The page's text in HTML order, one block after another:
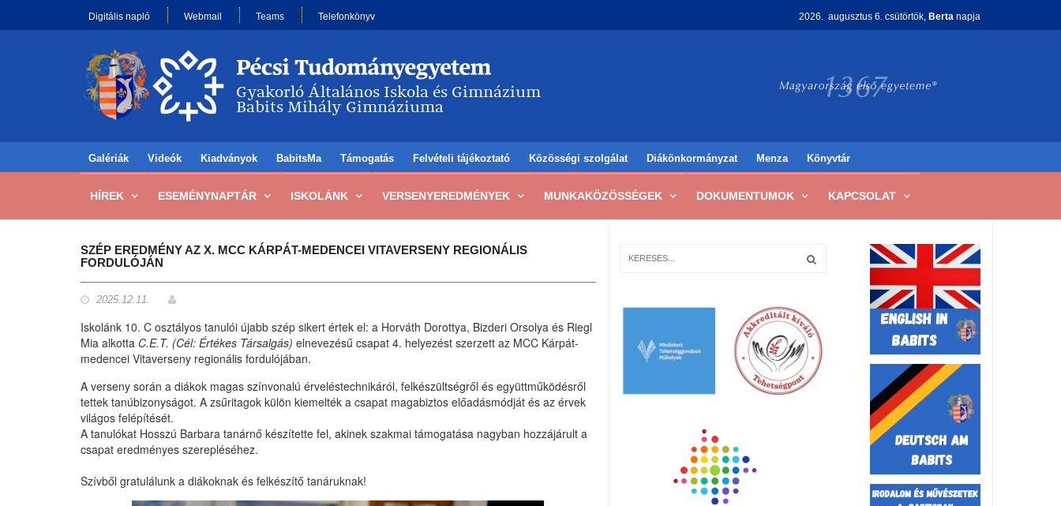
Digitális napló Webmail Teams Telefonkönyv 2026. augusztus 6. csütörtök, Berta napja
Galériák Videók Kiadványok BabitsMa Támogatás Felvételi tájékoztató Közösségi szolgálat Diákönkormányzat Menza Könyvtár
HÍREK ESEMÉNYNAPTÁR ISKOLÁNK VERSENYEREDMÉNYEK MUNKAKÖZÖSSÉGEK DOKUMENTUMOK KAPCSOLAT
SZÉP EREDMÉNY AZ X. MCC KÁRPÁT-MEDENCEI VITAVERSENY REGIONÁLIS
FORDULÓJÁN
2025.12.11.
Iskolánk 10. C osztályos tanulói újabb szép sikert értek el: a Horváth Dorottya, Bizderi Orsolya és Riegl
Mia alkotta C.E.T. (Cél: Értékes Társalgás) elnevezésű csapat 4. helyezést szerzett az MCC Kárpát-
medencei Vitaverseny regionális fordulójában.
A verseny során a diákok magas színvonalú érveléstechnikáról, felkészültségről és együttműködésről
tettek tanúbizonyságot. A zsűritagok külön kiemelték a csapat magabiztos előadásmódját és az érvek
világos felépítését.
A tanulókat Hosszú Barbara tanárnő készítette fel, akinek szakmai támogatása nagyban hozzájárult a
csapat eredményes szerepléséhez.
Szívből gratulálunk a diákoknak és felkészítő tanáruknak!